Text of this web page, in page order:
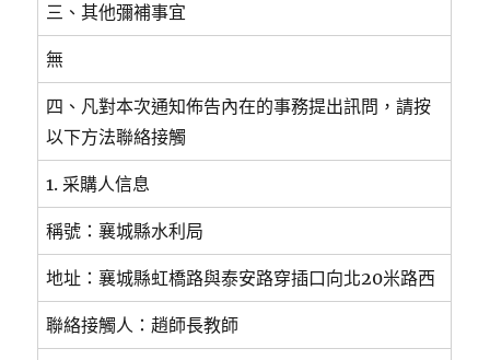
三、其他彌補事宜
無
四、凡對本次通知佈告內在的事務提出訊問，請按
以下方法聯絡接觸
1. 采購人信息
稱號：襄城縣水利局
地址：襄城縣虹橋路與泰安路穿插口向北20米路西
聯絡接觸人：趙師長教師